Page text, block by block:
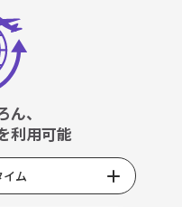
、
利用可能
イム